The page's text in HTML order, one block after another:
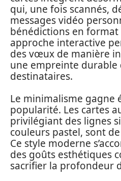
qui, une fois scannés,
messages vidéo
bénédictions en format
approche interactive
des vœux de manière
une empreinte durable
destinataires.
Le minimalisme gagne
popularité. Les cartes
privilégiant des lignes
couleurs pastel, sont
Ce style moderne
des goûts esthétiques
sacrifier la profondeur